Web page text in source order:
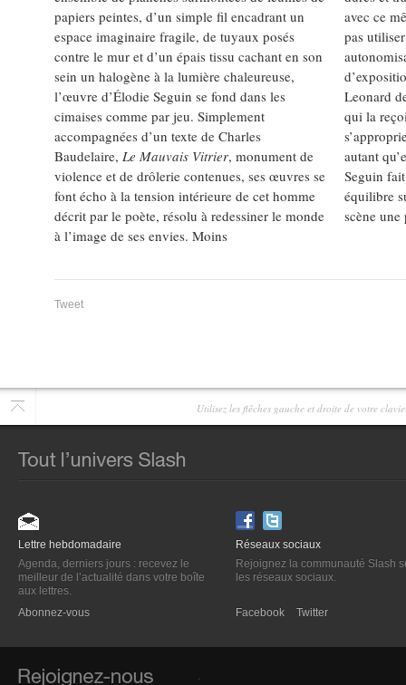
papiers peintes, d’un simple fil encadrant un
espace imaginaire fragile, de tuyaux posés
contre le mur et d’un épais tissu cachant en son
sein un halogène à la lumière chaleureuse,
l’œuvre d’Élodie Seguin se fond dans les
cimaises comme par jeu. Simplement
accompagnées d’un texte de Charles
Baudelaire, Le Mauvais Vitrier, monument de
violence et de drôlerie contenues, ses œuvres se
font écho à la tension intérieure de cet homme
décrit par le poète, résolu à redessiner le monde
à l’image de ses envies. Moins
avec ce
pas
Leonard
qui la
autant
Seguin
équilibre
scène une
Tweet
Utilisez les flêches gauche et droite de votre
Lettre hebdomadaire
Agenda, derniers jours : recevez le
meilleur de l’actualité dans votre boîte
aux lettres.
Abonnez-vous
Réseaux sociaux
Rejoignez la communauté Slash
les réseaux sociaux.
Facebook Twitter